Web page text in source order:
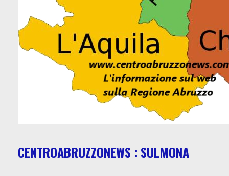
CENTROABRUZZONEWS : SULMONA